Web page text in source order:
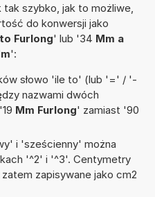
szybko, jak to możliwe,
do konwersji jako
Furlong' lub '34 Mm a
':
słowo 'ile to' (lub '=' / '-
nazwami dwóch
Mm Furlong' zamiast '90
i 'sześcienny' można
'^2' i '^3'. Centymetry
zapisywane jako cm2